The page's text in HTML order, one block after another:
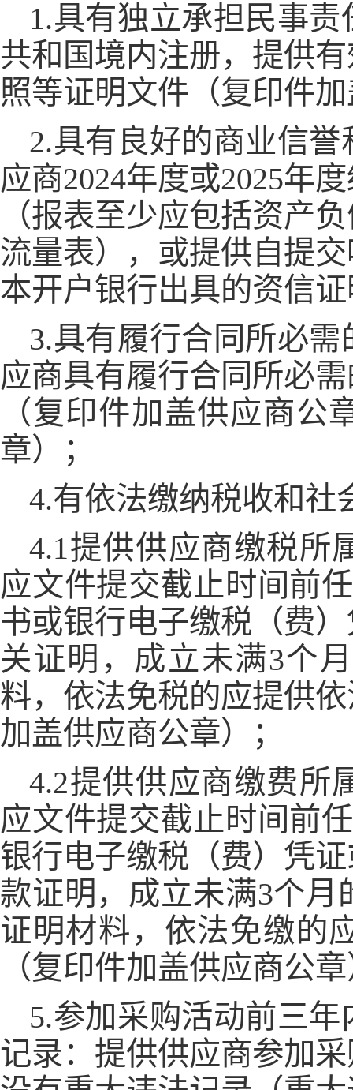
1.具有独立承担民事
共和国境内注册，提供
照等证明文件（复印件
2.具有良好的商业信
应商2024年度或2025年
（报表至少应包括资产
流量表），或提供自提
本开户银行出具的资信
3.具有履行合同所必
应商具有履行合同所必
（复印件加盖供应商公
章）；
4.有依法缴纳税收和社
4.1提供供应商缴税所
应文件提交截止时间前
书或银行电子缴税（费
关证明，成立未满3个
料，依法免税的应提供
加盖供应商公章）；
4.2提供供应商缴费所
应文件提交截止时间前
银行电子缴税（费）凭
款证明，成立未满3个
证明材料，依法免缴的
（复印件加盖供应商公
5.参加采购活动前三
记录：提供供应商参加